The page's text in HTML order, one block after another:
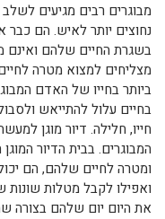
מבוגרים רבים מגיעים
נחוצים יותר לאיש. הם כבר
בשגרת החיים שלהם ואינם
מצליחים למצוא מטרה
ביותר בחייו של האדם
בחיים עלול להתייאש
חייו, חלילה. דיור מוגן
המבוגרים. בבית הדיור
ומטרה לחיים שלהם, הם
ואפילו לקבל מטלות שונות
את היום יום שלהם בצורה